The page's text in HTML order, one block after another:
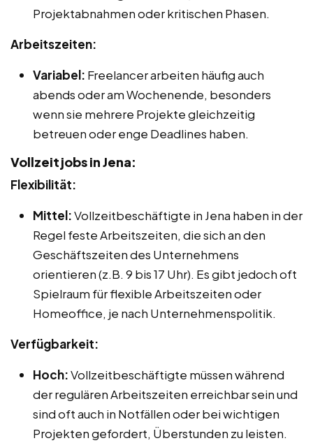
Projektabnahmen oder kritischen Phasen.
Arbeitszeiten:
Variabel: Freelancer arbeiten häufig auch
abends oder am Wochenende, besonders
wenn sie mehrere Projekte gleichzeitig
betreuen oder enge Deadlines haben.
Vollzeitjobs in Jena:
Flexibilität:
Mittel:Vollzeitbeschäftigte in Jena haben in der
Regel feste Arbeitszeiten, die sich an den
Geschäftszeiten des Unternehmens
orientieren (z.B. 9 bis 17 Uhr). Es gibt jedoch oft
Spielraum für flexible Arbeitszeiten oder
Homeoffice, je nach Unternehmenspolitik.
Verfügbarkeit:
Hoch:Vollzeitbeschäftigte müssen während
der regulären Arbeitszeiten erreichbar sein und
sind oft auch in Notfällen oder bei wichtigen
Projekten gefordert, Überstunden zu leisten.